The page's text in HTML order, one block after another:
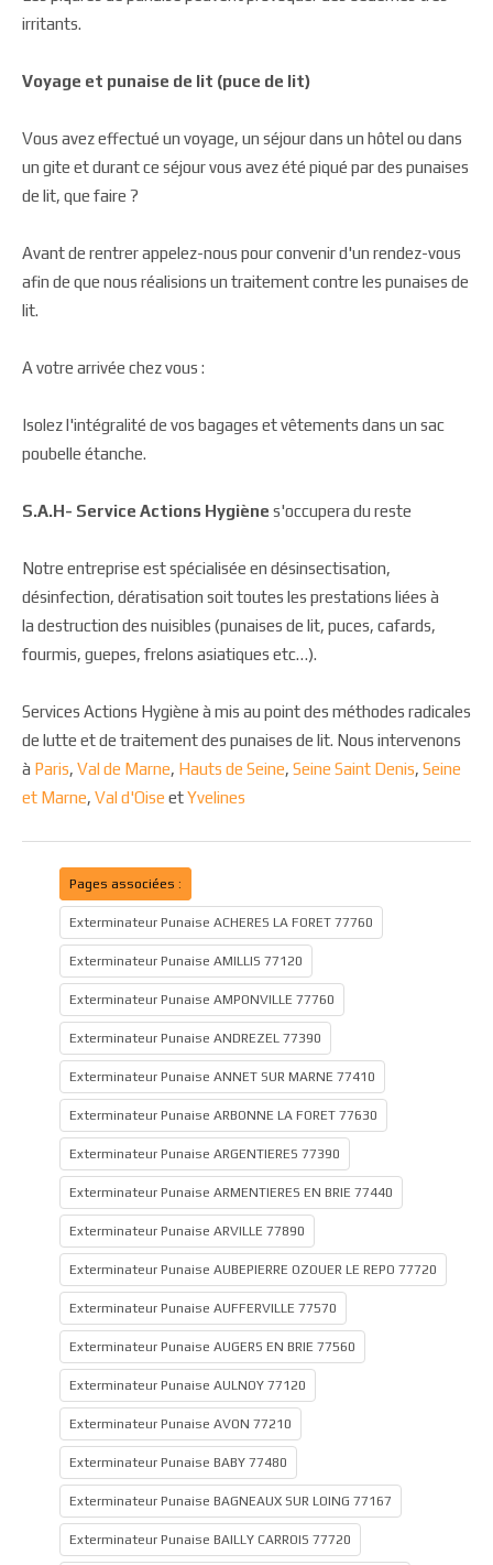
irritants.
Voyage et punaise de lit (puce de lit)
Vous avez effectué un voyage, un séjour dans un hôtel ou dans
un gite et durant ce séjour vous avez été piqué par des punaises
de lit, que faire ?
Avant de rentrer appelez-nous pour convenir d'un rendez-vous
afin de que nous réalisions un traitement contre les punaises de
lit.
A votre arrivée chez vous :
Isolez l'intégralité de vos bagages et vêtements dans un sac
poubelle étanche.
S.A.H- Service Actions Hygiène s'occupera du reste
Notre entreprise est spécialisée en désinsectisation,
désinfection, dératisation soit toutes les prestations liées à
la destruction des nuisibles (punaises de lit, puces, cafards,
fourmis, guepes, frelons asiatiques etc…).
Services Actions Hygiène à mis au point des méthodes radicales
de lutte et de traitement des punaises de lit. Nous intervenons
à Paris, Val de Marne, Hauts de Seine, Seine Saint Denis, Seine
et Marne, Val d'Oise etYvelines
Pages associées :
Exterminateur Punaise ACHERES LA FORET 77760
Exterminateur Punaise AMILLIS 77120
Exterminateur Punaise AMPONVILLE 77760
Exterminateur Punaise ANDREZEL 77390
Exterminateur Punaise ANNET SUR MARNE 77410
Exterminateur Punaise ARBONNE LA FORET 77630
Exterminateur Punaise ARGENTIERES 77390
Exterminateur Punaise ARMENTIERES EN BRIE 77440
Exterminateur Punaise ARVILLE 77890
Exterminateur Punaise AUBEPIERRE OZOUER LE REPO 77720
Exterminateur Punaise AUFFERVILLE 77570
Exterminateur Punaise AUGERS EN BRIE 77560
Exterminateur Punaise AULNOY 77120
Exterminateur Punaise AVON 77210
Exterminateur Punaise BABY 77480
Exterminateur Punaise BAGNEAUX SUR LOING 77167
Exterminateur Punaise BAILLY CARROIS 77720